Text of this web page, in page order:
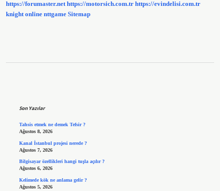
https://forumaster.net https://motorsich.com.tr https://evindelisi.com.tr
knight online nttgame Sitemap
Son Yazılar
Tahsis etmek ne demek Tefsir ?
Ağustos 8, 2026
Kanal İstanbul projesi nerede ?
Ağustos 7, 2026
Bilgisayar özellikleri hangi tuşla açılır ?
Ağustos 6, 2026
Kelimede kök ne anlama gelir ?
Ağustos 5, 2026